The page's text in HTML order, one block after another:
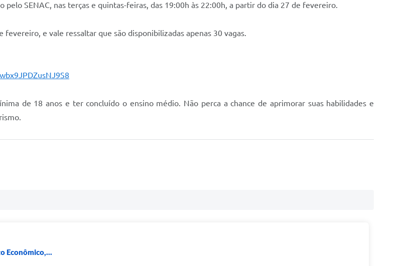
pelo SENAC, nas terças e quintas-feiras, das 19:00h às 22:00h, a partir do dia 27 de fevereiro.
e vale ressaltar que são disponibilizadas apenas 30 vagas.
de 18 anos e ter concluído o ensino médio. Não perca a chance de aprimorar suas habilidades e
Econômico,...